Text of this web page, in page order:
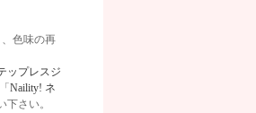
色味の再
ップレスジ
Naility! ネ
下さい。